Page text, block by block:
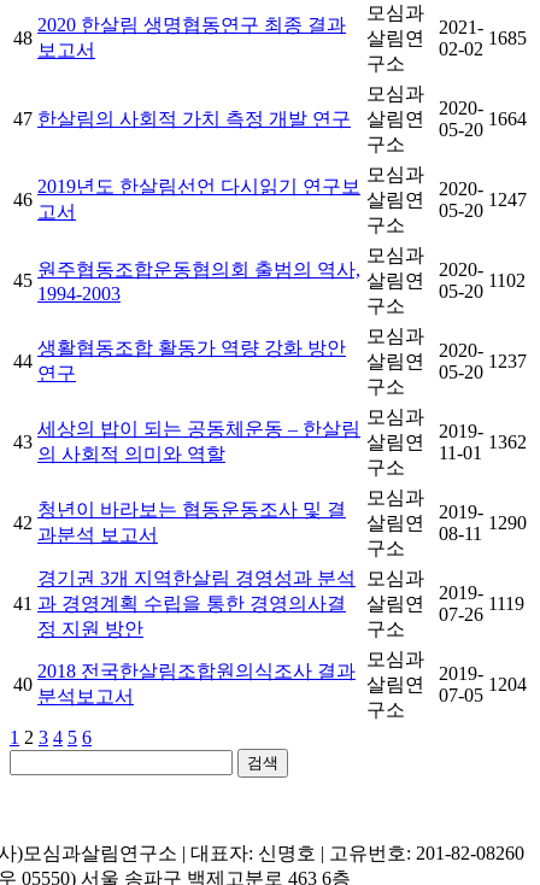
48
2020 한살림 생명협동연구 최종 결과
보고서
모심과
살림연
구소
2021-
02-02
1685
47 한살림의 사회적 가치 측정 개발 연구
모심과
살림연
구소
2020-
05-20
1664
46
2019년도 한살림선언 다시읽기 연구보
고서
모심과
살림연
구소
2020-
05-20
1247
45
원주협동조합운동협의회 출범의 역사,
1994-2003
모심과
살림연
구소
2020-
05-20
1102
44
생활협동조합 활동가 역량 강화 방안
연구
모심과
살림연
구소
2020-
05-20
1237
43
세상의 밥이 되는 공동체운동 – 한살림
의 사회적 의미와 역할
모심과
살림연
구소
2019-
11-01
1362
42
청년이 바라보는 협동운동조사 및 결
과분석 보고서
모심과
살림연
구소
2019-
08-11
1290
41
경기권 3개 지역한살림 경영성과 분석
과 경영계획 수립을 통한 경영의사결
정 지원 방안
모심과
살림연
구소
2019-
07-26
1119
40
2018 전국한살림조합원의식조사 결과
분석보고서
모심과
살림연
구소
2019-
07-05
1204
1 2 3 4 5 6
검색
)모심과살림연구소 | 대표자: 신명호 | 고유번호: 201-82-08260
05550) 서울 송파구 백제고분로 463 6층